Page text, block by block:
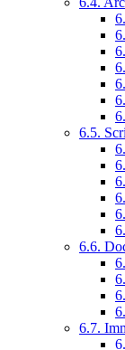
6.5.
6.6.
6.7.